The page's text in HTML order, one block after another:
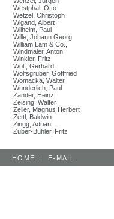
Westphal, Otto
Wetzel, Christoph
Wigand, Albert
Wilhelm, Paul
Wille, Johann Georg
William Lam & Co.,
Windmaier, Anton
Winkler, Fritz
Wolf, Gerhard
Wolfsgruber, Gottfried
Womacka, Walter
Wunderlich, Paul
Zander, Heinz
Zeising, Walter
Zeller, Magnus Herbert
Zettl, Baldwin
Zingg, Adrian
Zuber-Bühler, Fritz
HOME | E-MAIL